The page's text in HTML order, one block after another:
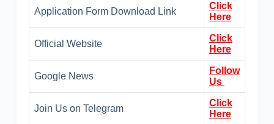
Application Form Download Link
Click
Here
Official Website
Click
Here
Google News
Follow
Us
Join Us on Telegram
Click
Here